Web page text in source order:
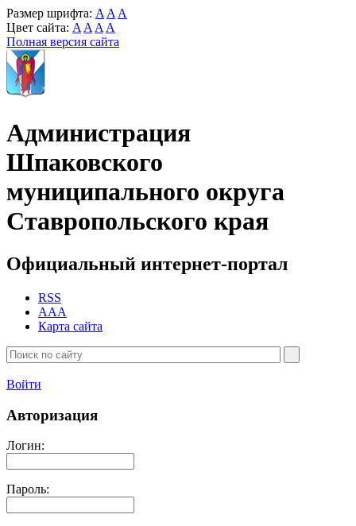
Размер шрифта: A A A
Цвет сайта: A A A A
Полная версия сайта
Администрация
Шпаковского
муниципального округа
Ставропольского края
Официальный интернет-портал
RSS
AAA
Карта сайта
Войти
Авторизация
Логин:
Пароль: